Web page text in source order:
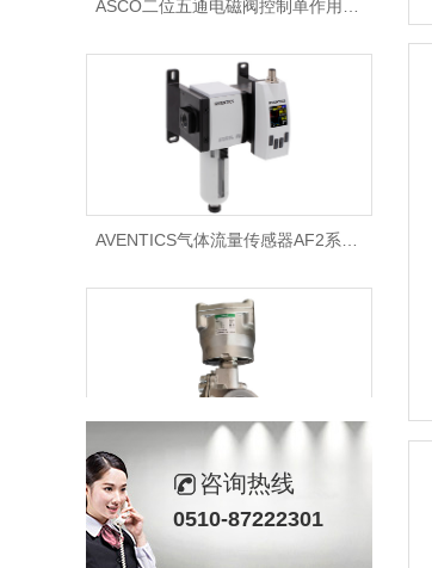
AVENTICS气体流量传感器AF2系列在气动系统中作用是什么
咨询热线
0510-87222301